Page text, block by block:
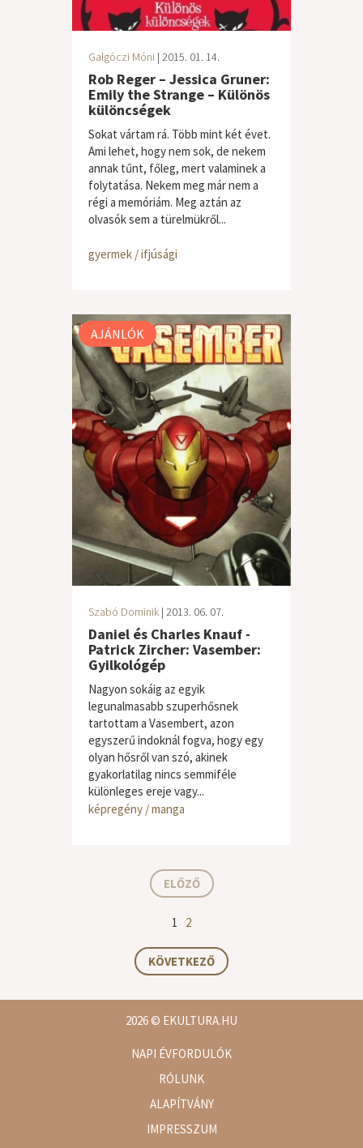
Galgóczi Móni | 2015. 01. 14.
Rob Reger – Jessica Gruner:
Emily the Strange – Különös
különcségek
Sokat vártam rá. Több mint két évet.
Ami lehet, hogy nem sok, de nekem
annak tűnt, főleg, mert valaminek a
folytatása. Nekem meg már nem a
régi a memóriám. Meg aztán az
olvasók sem a türelmükről...
gyermek / ifjúsági
AJÁNLÓK
Szabó Dominik | 2013. 06. 07.
Daniel és Charles Knauf -
Patrick Zircher: Vasember:
Gyilkológép
Nagyon sokáig az egyik
legunalmasabb szuperhősnek
tartottam a Vasembert, azon
egyszerű indoknál fogva, hogy egy
olyan hősről van szó, akinek
gyakorlatilag nincs semmiféle
különleges ereje vagy...
képregény / manga
ELŐZŐ
1 2
KÖVETKEZŐ
2026© EKULTURA.HU
NAPI ÉVFORDULÓK
RÓLUNK
ALAPÍTVÁNY
IMPRESSZUM